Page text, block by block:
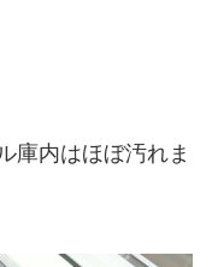
庫内はほぼ汚れま